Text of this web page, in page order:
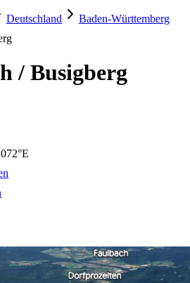
Deutschland
Baden-Württemberg
/ Busigberg
°E